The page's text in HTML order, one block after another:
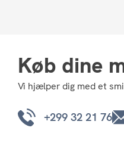
Køb dine
Vi hjælper dig med et
+299 32 21 76